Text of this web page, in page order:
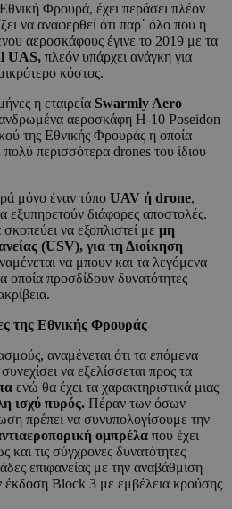
Φρουρά, έχει περάσει πλέον
να αναφερθεί ότι παρ΄ όλο που η
αεροσκάφους έγινε το 2019 με τα
UAS, πλεόν υπάρχει ανάγκη για
κόστος.
η εταιρεία Swarmly Aero
αεροσκάφη H-10 Poseidon
της Εθνικής Φρουράς η οποία
πολύ περισσότερα drones του ίδιου
μόνο έναν τύπο UAV ή drone,
εξυπηρετούν διάφορες αποστολές.
να εξοπλιστεί με μη
(USV), για τη Διοίκηση
να μπουν και τα λεγόμενα
οποία προσδίδουν δυνατότητες
της Εθνικής Φρουράς
αναμένεται ότι τα επόμενα
να εξελίσσεται προς τα
ενώ θα έχει τα χαρακτηριστικά μιας
ισχύ πυρός. Πέραν των όσων
πρέπει να συνυπολογίσουμε την
ομπρέλα που έχει
τις σύγχρονες δυνατότητες
επιφανείας με την αναβάθμιση
έκδοση Block 3 με εμβέλεια κρούσης